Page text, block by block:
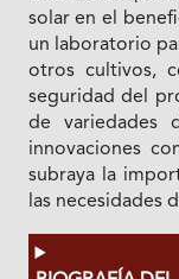
solar en el
un laboratorio
otros cultivos,
seguridad del
de variedades
innovaciones
subraya la
las necesidades